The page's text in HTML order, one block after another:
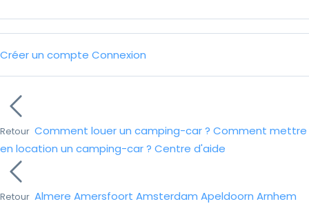
Créer un compte Connexion
Retour Comment louer un camping-car ? Comment mettre
en location un camping-car ? Centre d'aide
Retour Almere Amersfoort Amsterdam Apeldoorn Arnhem